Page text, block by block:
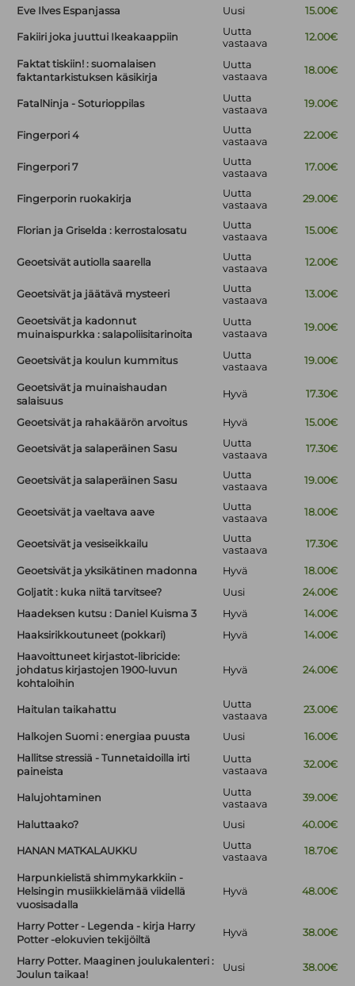
Eve Ilves Espanjassa
Uusi 15.00€
Fakiiri joka juuttui Ikeakaappiin
Uutta
vastaava
12.00€
Faktat tiskiin! : suomalaisen
faktantarkistuksen käsikirja
Uutta
vastaava
18.00€
FatalNinja - Soturioppilas
Uutta
vastaava
19.00€
Fingerpori 4
Uutta
vastaava
22.00€
Fingerpori 7
Uutta
vastaava
17.00€
Fingerporin ruokakirja
Uutta
vastaava
29.00€
Florian ja Griselda : kerrostalosatu
Uutta
vastaava
15.00€
Geoetsivät autiolla saarella
Uutta
vastaava
12.00€
Geoetsivät ja jäätävä mysteeri
Uutta
vastaava
13.00€
Geoetsivät ja kadonnut
muinaispurkka : salapoliisitarinoita
Uutta
vastaava
19.00€
Geoetsivät ja koulun kummitus
Uutta
vastaava
19.00€
Geoetsivät ja muinaishaudan
salaisuus
Hyvä 17.30€
Geoetsivät ja rahakäärön arvoitus Hyvä 15.00€
Geoetsivät ja salaperäinen Sasu
Uutta
vastaava
17.30€
Geoetsivät ja salaperäinen Sasu
Uutta
vastaava
19.00€
Geoetsivät ja vaeltava aave
Uutta
vastaava
18.00€
Geoetsivät ja vesiseikkailu
Uutta
vastaava
17.30€
Geoetsivät ja yksikätinen madonna Hyvä
18.00€
Goljatit : kuka niitä tarvitsee?
Uusi
24.00€
Haadeksen kutsu : Daniel Kuisma 3
Hyvä
14.00€
Haaksirikkoutuneet (pokkari)
Hyvä
14.00€
Haavoittuneet kirjastot-libricide:
johdatus kirjastojen 1900-luvun
kohtaloihin
Hyvä 24.00€
Haitulan taikahattu
Uutta
vastaava
23.00€
Halkojen Suomi : energiaa puusta Uusi
16.00€
Hallitse stressiä - Tunnetaidoilla irti
paineista
Uutta
vastaava
32.00€
Halujohtaminen
Uutta
vastaava
39.00€
Haluttaako? Uusi 40.00€
HANAN MATKALAUKKU
Uutta
vastaava
18.70€
Harpunkielistä shimmykarkkiin -
Helsingin musiikkielämää viidellä
vuosisadalla
Hyvä 48.00€
Harry Potter - Legenda - kirja Harry
Potter -elokuvien tekijöiltä
Hyvä 38.00€
Harry Potter. Maaginen joulukalenteri :
Joulun taikaa!
Uusi 38.00€